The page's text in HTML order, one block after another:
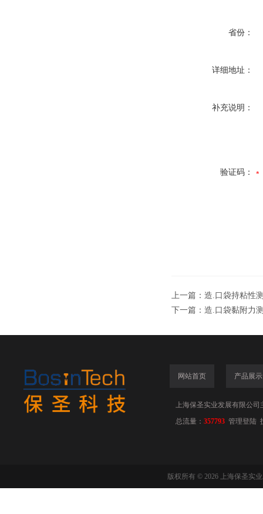
省份：
详细地址：
补充说明：
验证码：
上一篇： 造.口袋持粘性
下一篇： 造.口袋黏附力
网站首页 产品展示
上海保圣实业发展有限公司
总流量： 357793 管理登陆
版权所有 © 2026 上海保圣实